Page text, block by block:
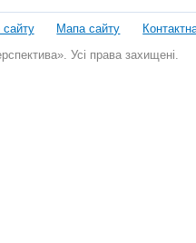
Мапа сайту
Усі права захищені.